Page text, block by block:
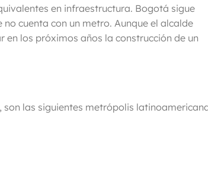
en infraestructura. Bogotá sigue
cuenta con un metro. Aunque el alcalde
los próximos años la construcción de un
son las siguientes metrópolis